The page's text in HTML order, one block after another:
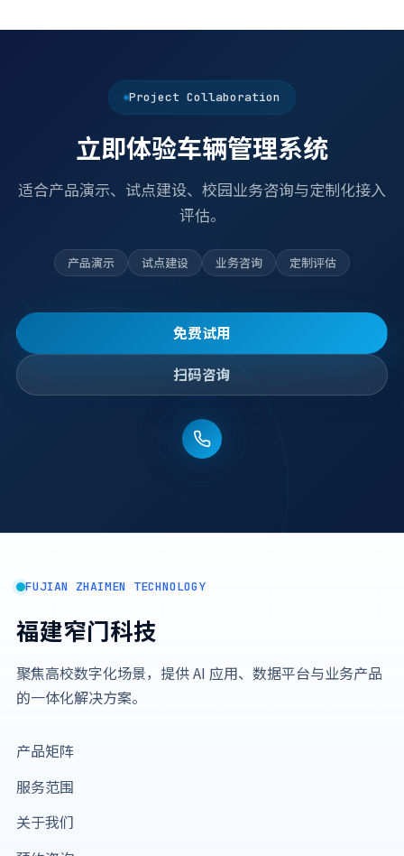
Project Collaboration
立即体验车辆管理系统
适合产品演示、试点建设、校园业务咨询与定制化接入
评估。
产品演示 试点建设 业务咨询 定制评估
免费试用
扫码咨询
FUJIAN ZHAIMEN TECHNOLOGY
福建窄门科技
聚焦高校数字化场景，提供 AI 应用、数据平台与业务产品
的一体化解决方案。
产品矩阵
服务范围
关于我们